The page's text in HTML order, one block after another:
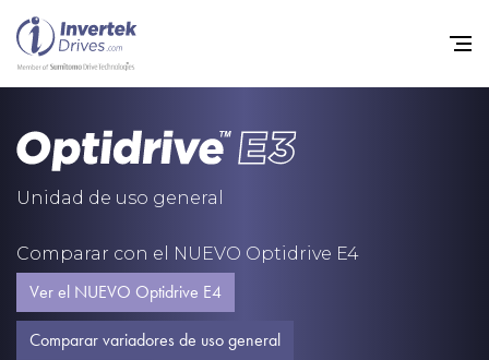
Unidad de uso general
Comparar con el NUEVO Optidrive E4
Ver el NUEVO Optidrive E4
Comparar variadores de uso general